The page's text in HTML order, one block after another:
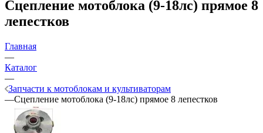
Сцепление мотоблока (9-18лс) прямое 8
лепестков
Главная
—
Каталог
—
Запчасти к мотоблокам и культиваторам
—Сцепление мотоблока (9-18лс) прямое 8 лепестков